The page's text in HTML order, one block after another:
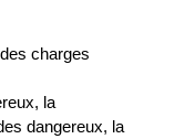
charges
la
dangereux, la